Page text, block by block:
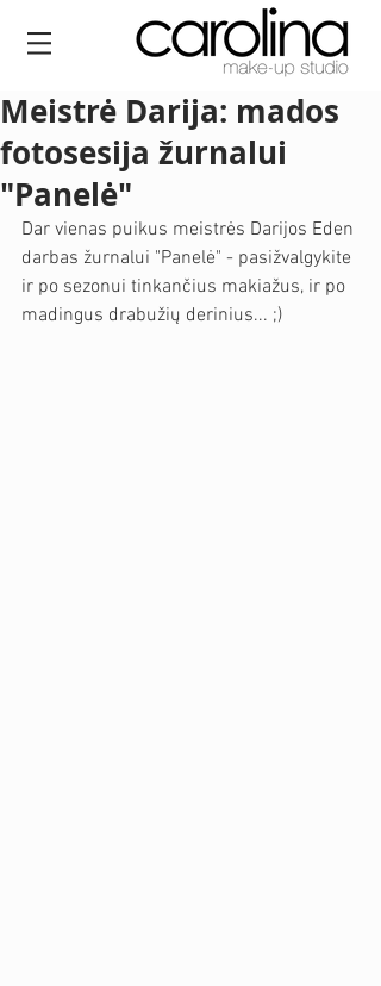
Meistrė Darija: mados
fotosesija žurnalui
"Panelė"
Dar vienas puikus meistrės Darijos Eden
darbas žurnalui "Panelė" - pasižvalgykite
ir po sezonui tinkančius makiažus, ir po
madingus drabužių derinius... ;)